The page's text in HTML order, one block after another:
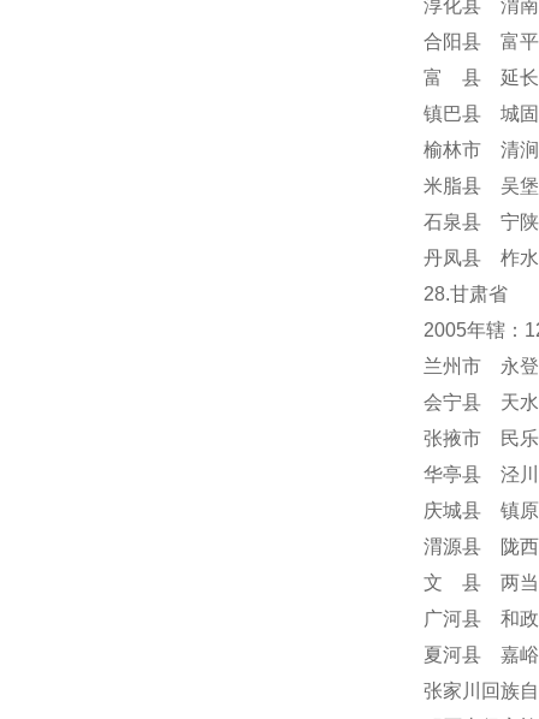
淳化县 渭
合阳县 富
富 县 延长
镇巴县 城
榆林市 清
米脂县 吴
石泉县 宁
丹凤县 柞
28.甘肃省
2005年辖：
兰州市 永
会宁县 天
张掖市 民
华亭县 泾
庆城县 镇
渭源县 陇
文 县 两
广河县 和
夏河县 嘉
张家川回族